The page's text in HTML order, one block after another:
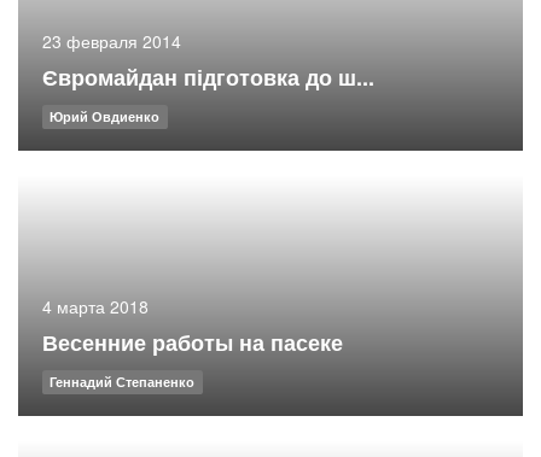
23 февраля 2014
Євромайдан підготовка до ш...
Юрий Овдиенко
4 марта 2018
Весенние работы на пасеке
Геннадий Степаненко